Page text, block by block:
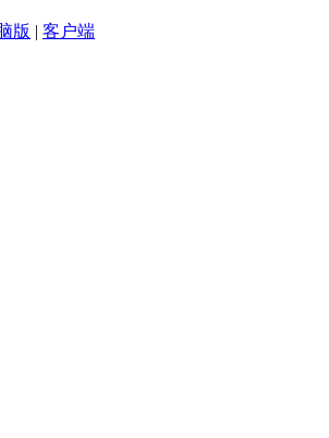
版 | 客户端